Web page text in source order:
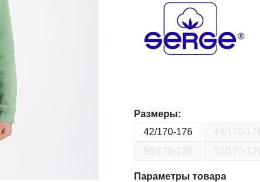
Размеры:
42/170-176
44/170-
50/170-176
52/170-
Параметры товара